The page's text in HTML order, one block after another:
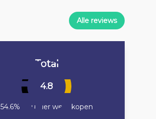
Alle reviews
Total
4.8
54.6% Zou hier weer kopen